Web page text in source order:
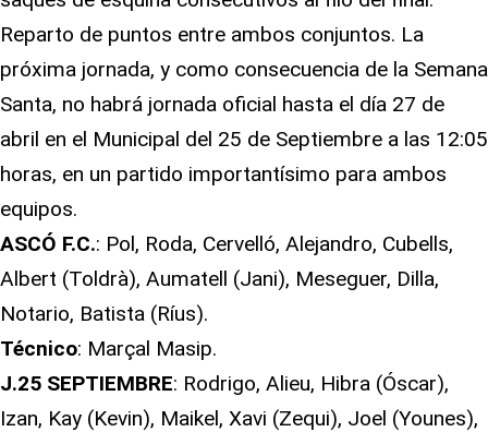
Reparto de puntos entre ambos conjuntos. La
próxima jornada, y como consecuencia de la Semana
Santa, no habrá jornada oficial hasta el día 27 de
abril en el Municipal del 25 de Septiembre a las 12:05
horas, en un partido importantísimo para ambos
equipos.
ASCÓ F.C.: Pol, Roda, Cervelló, Alejandro, Cubells,
Albert (Toldrà), Aumatell (Jani), Meseguer, Dilla,
Notario, Batista (Ríus).
Técnico: Marçal Masip.
J.25 SEPTIEMBRE: Rodrigo, Alieu, Hibra (Óscar),
Izan, Kay (Kevin), Maikel, Xavi (Zequi), Joel (Younes),